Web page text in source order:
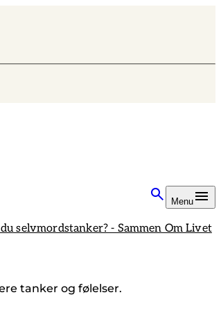
Menu
selvmordstanker? - Sammen Om Livet
tanker og følelser.